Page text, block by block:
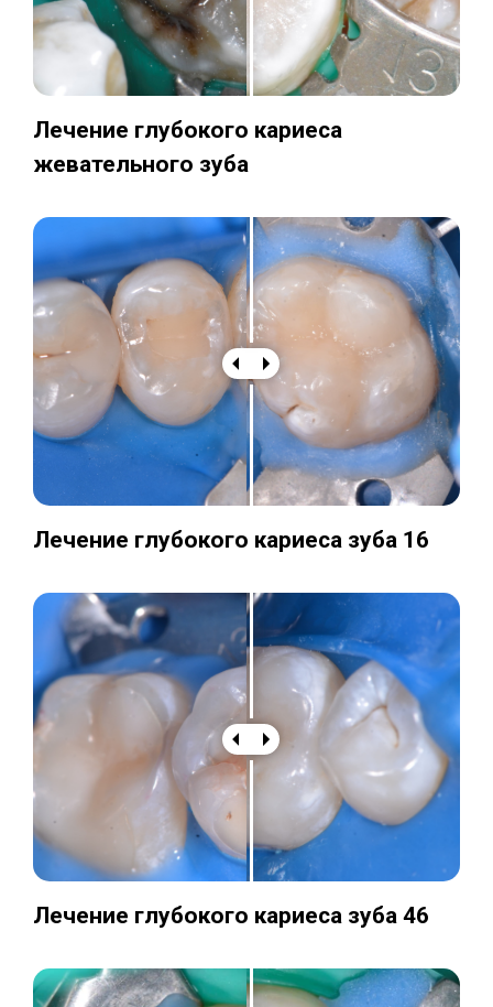
Лечение глубокого кариеса
жевательного зуба
Лечение глубокого кариеса зуба 16
Лечение глубокого кариеса зуба 46